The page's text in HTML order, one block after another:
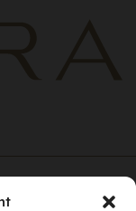
Laval QC H7N 0J7